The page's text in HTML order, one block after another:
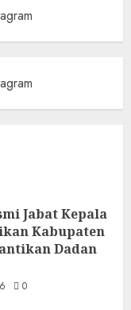
Jabat Kepala
Kabupaten
Dadan
0